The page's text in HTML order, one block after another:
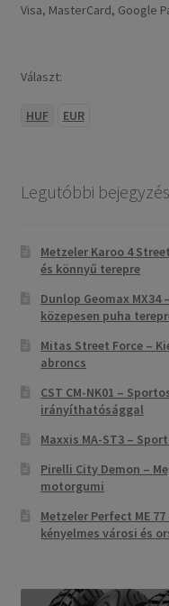
Visa, MasterCard, Google
Választ:
HUF EUR
Legutóbbi
Metzeler Karoo 4
és könnyű terepre
Dunlop Geomax
közepesen puha
Mitas Street Force –
abroncs
CST CM-NK01 –
irányíthatósággal
Maxxis MA-ST3 –
Pirelli City Demon –
motorgumi
Metzeler Perfect ME
kényelmes városi és